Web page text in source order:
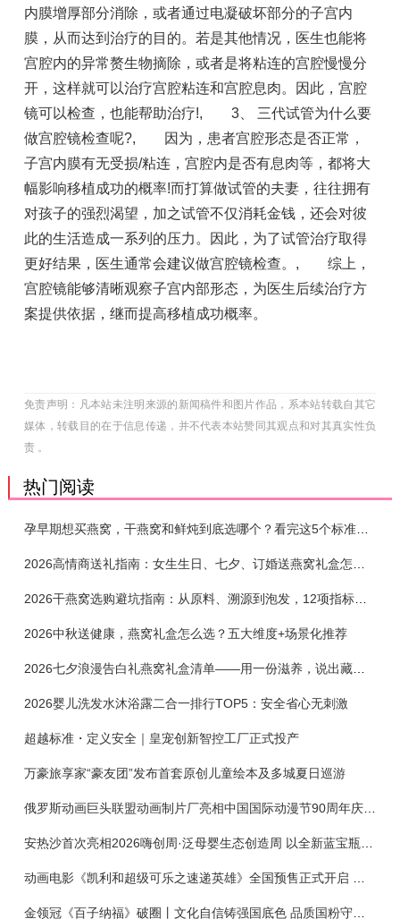
内膜增厚部分消除，或者通过电凝破坏部分的子宫内
膜，从而达到治疗的目的。若是其他情况，医生也能将
宫腔内的异常赘生物摘除，或者是将粘连的宫腔慢慢分
开，这样就可以治疗宫腔粘连和宫腔息肉。因此，宫腔
镜可以检查，也能帮助治疗!, 3、 三代试管为什么要
做宫腔镜检查呢?, 因为，患者宫腔形态是否正常，
子宫内膜有无受损/粘连，宫腔内是否有息肉等，都将大
幅影响移植成功的概率!而打算做试管的夫妻，往往拥有
对孩子的强烈渴望，加之试管不仅消耗金钱，还会对彼
此的生活造成一系列的压力。因此，为了试管治疗取得
更好结果，医生通常会建议做宫腔镜检查。 , 综上，
宫腔镜能够清晰观察子宫内部形态，为医生后续治疗方
案提供依据，继而提高移植成功概率。
免责声明：凡本站未注明来源的新闻稿件和图片作品，系本站转载自其它
媒体，转载目的在于信息传递，并不代表本站赞同其观点和对其真实性负
责 。
热门阅读
孕早期想买燕窝，干燕窝和鲜炖到底选哪个？看完这5个标准再下单
2026干燕窝选购避坑指南：从原料、溯源到泡发，12项指标判断靠谱燕窝
2026中秋送健康，燕窝礼盒怎么选？五大维度+场景化推荐
2026七夕浪漫告白礼燕窝礼盒清单——用一份滋养，说出藏在心底的爱
2026婴儿洗发水沐浴露二合一排行TOP5：安全省心无刺激
超越标准・定义安全｜皇宠创新智控工厂正式投产
万豪旅享家“豪友团”发布首套原创儿童绘本及多城夏日巡游
俄罗斯动画巨头联盟动画制片厂亮相中国国际动漫节90周年庆开启中国之旅新篇章
金领冠《百子纳福》破圈丨文化自信铸强国底色 品质国粉守护新生